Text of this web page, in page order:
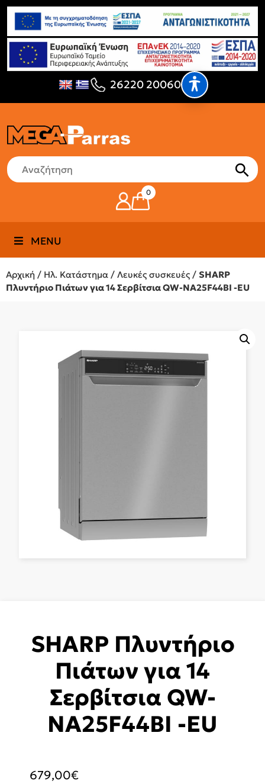
26220 20060
0
MENU
Αρχική / Ηλ. Κατάστημα / Λευκές συσκευές / SHARP
Πλυντήριο Πιάτων για 14 Σερβίτσια QW-NA25F44BI -EU
SHARP Πλυντήριο
Πιάτων για 14
Σερβίτσια QW-
NA25F44BI -EU
679,00€